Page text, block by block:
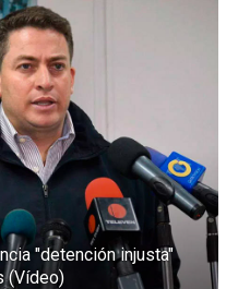
"detención injusta"
(Vídeo)